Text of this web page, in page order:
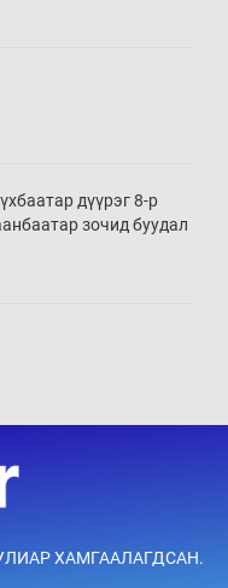
нь
хүртэв
дүүрэг 8-р
зочид буудал
ХАМГААЛАГДСАН.